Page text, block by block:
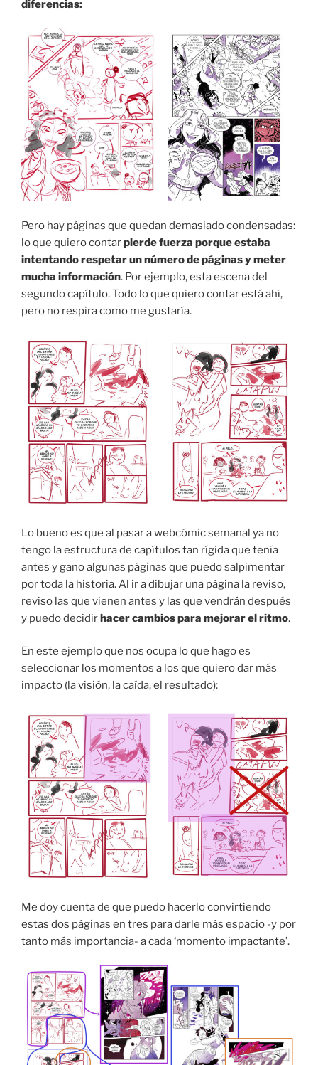
diferencias:
Pero hay páginas que quedan demasiado condensadas:
lo que quiero contarpierde fuerza porque estaba
intentando respetar un número de páginas y meter
mucha información. Por ejemplo, esta escena del
segundo capítulo. Todo lo que quiero contar está ahí,
pero no respira como me gustaría.
Lo bueno es que al pasar a webcómic semanal ya no
tengo la estructura de capítulos tan rígida que tenía
antes y gano algunas páginas que puedo salpimentar
por toda la historia. Al ir a dibujar una página la reviso,
reviso las que vienen antes y las que vendrán después
y puedo decidirhacer cambios para mejorar el ritmo.
En este ejemplo que nos ocupa lo que hago es
seleccionar los momentos a los que quiero dar más
impacto (la visión, la caída, el resultado):
Me doy cuenta de que puedo hacerlo convirtiendo
estas dos páginas en tres para darle más espacio -y por
tanto más importancia- a cada ‘momento impactante’.